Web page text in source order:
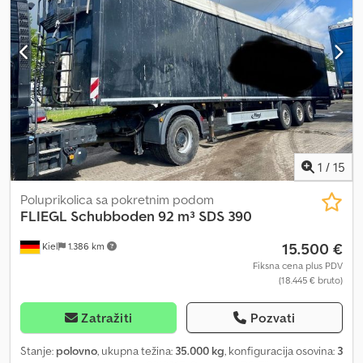
servisa! Vozilo može biti obljepljeno reklamama i/ili natpisima.
Primjenjuju se naši opšti uslovi isporuke i plaćanja. Djdpfx
Asyzvxxsf Rjck Rado ćemo Vam pripremiti ponudu za finansiranje
ili leasing ovog vozila. Kontaktirajte nas!
1 / 15
Kiel 1.386 km
Poluprikolica sa pokretnim podom
FLIEGL Schubboden 92 m³ SDS 390
15.500 €
Fiksna cena plus PDV
(18.445 € bruto)
Zatražiti Pozvati
Stanje: polovno, ukupna težina: 35.000 kg, konfiguracija osovina: 3